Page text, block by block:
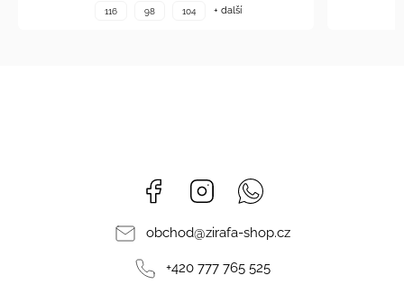
+ další
Facebook Instagram
obchod@zirafa-shop.cz
+420 777 765 525